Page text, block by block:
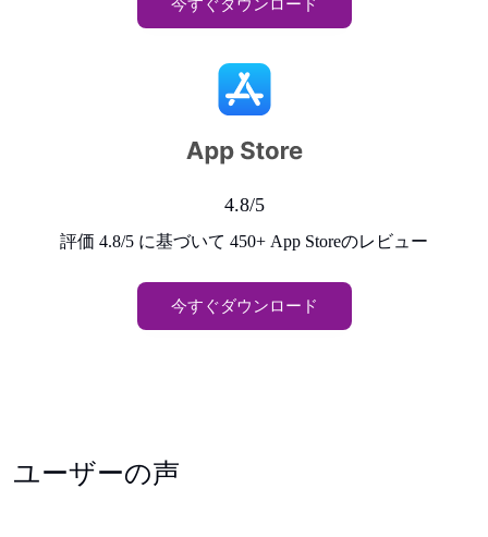
今すぐダウンロード
4.8/5
評価 4.8/5 に基づいて 450+ App Storeのレビュー
今すぐダウンロード
ユーザーの声